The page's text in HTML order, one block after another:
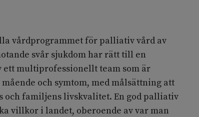
vårdprogrammet för palliativ vård av
svår sjukdom har rätt till en
multiprofessionellt team som är
och symtom, med målsättning att
och familjens livskvalitet. En god palliativ
villkor i landet, oberoende av var man